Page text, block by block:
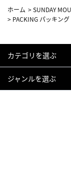
ホーム >SUNDAY
> PACKING パッキン
カテゴリを選ぶ
ジャンルを選ぶ